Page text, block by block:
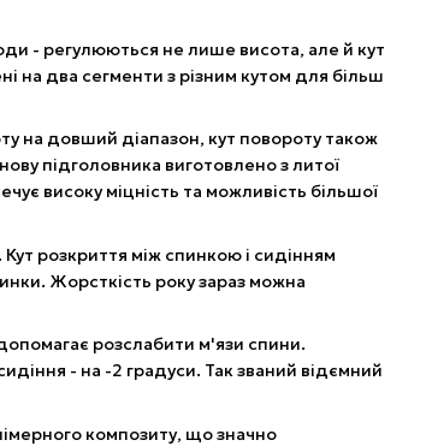
- регулюються не лише висота, але й кут
на два сегменти з різним кутом для більш
на довший діапазон, кут повороту також
підголовника виготовлено з литої
високу міцність та можливість більшої
розкриття між спинкою і сидінням
Жорсткість року зараз можна
розслабити м'язи спини.
- на -2 градуси. Так званий відємний
композиту, що значно